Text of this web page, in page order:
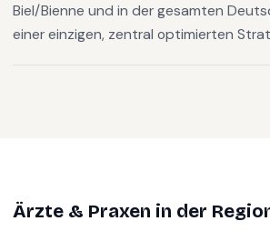
Biel/Bienne und in der gesamten
einer einzigen, zentral optimierten
Ärzte & Praxen in der